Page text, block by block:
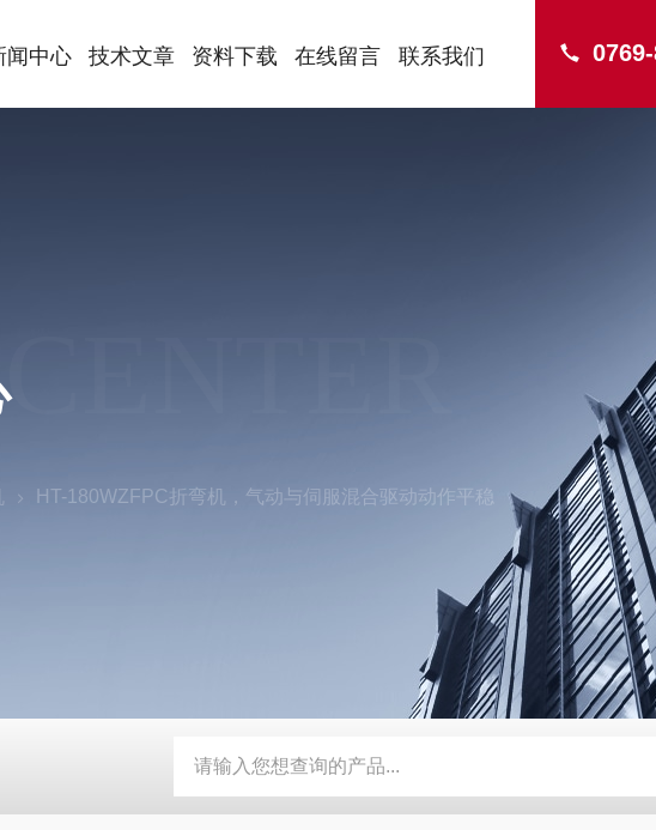
闻中心 技术文章 资料下载 在线留言 联系我们
HT-180WZFPC折弯机，气动与伺服混合驱动动作平稳
验箱、自动补水功能 SMD-210PF-FPC抗寒耐湿 FPC 折弯机